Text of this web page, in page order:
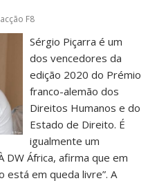
F8
Sérgio Piçarra é um
dos vencedores da
edição 2020 do Prémio
franco-alemão dos
Direitos Humanos e do
Estado de Direito. É
igualmente um
DW África, afirma que em
está em queda livre”. A